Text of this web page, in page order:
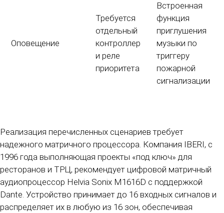
Оповещение
Требуется
отдельный
контроллер
и реле
приоритета
Встроенная
функция
приглушения
музыки по
триггеру
пожарной
сигнализации
Реализация перечисленных сценариев требует
надежного матричного процессора. Компания IBERI, с
1996 года выполняющая проекты «под ключ» для
ресторанов и ТРЦ, рекомендует цифровой матричный
аудиопроцессор Helvia Sonix M1616D с поддержкой
Dante. Устройство принимает до 16 входных сигналов и
распределяет их в любую из 16 зон, обеспечивая